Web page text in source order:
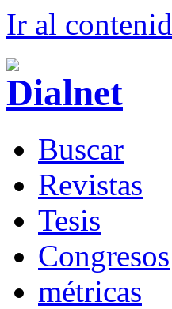
Ir al contenid
Buscar
Revistas
Tesis
Congresos
métricas